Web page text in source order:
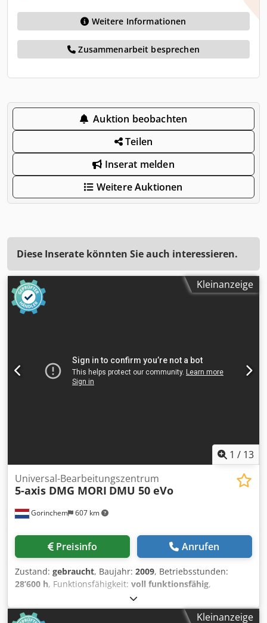
Weitere Informationen
Zusammenarbeit besprechen
Auktion beobachten
Teilen
Inserat melden
Weitere Auktionen
Diese Inserate könnten Sie auch interessieren.
Kleinanzeige
1 / 13
Gorinchem 607 km
Universal-Bearbeitungszentrum
5-axis DMG MORI DMU 50 eVo
Preisinfo Anrufen
Zustand: gebraucht, Baujahr: 2009, Betriebsstunden:
28’600 h, Funktionsfähigkeit: voll funktionsfähig,
Maschinen-/Fahrzeugnummer:
X-Achse:500 mm, Verfahrweg Y-Achse:450 mm,
Kleinanzeige